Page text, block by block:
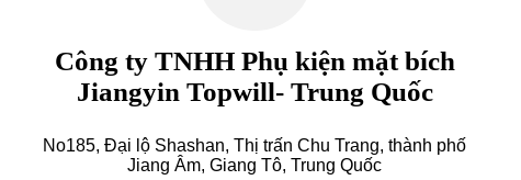
Công ty TNHH Phụ kiện mặt bích
Jiangyin Topwill- Trung Quốc
No185, Đại lộ Shashan, Thị trấn Chu Trang, thành phố
Jiang Âm, Giang Tô, Trung Quốc